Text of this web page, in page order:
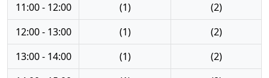
11:00 - 12:00
(1)
(2)
12:00 - 13:00
(1)
(2)
13:00 - 14:00
(1)
(2)